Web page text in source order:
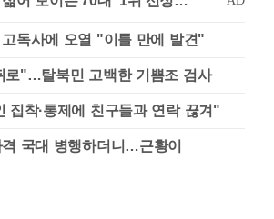
독사에 오열 "이틀 만에 발견"
로"…탈북민 고백한 기쁨조 검사
집착·통제에 친구들과 연락 끊겨"
격 국대 병행하더니…근황이